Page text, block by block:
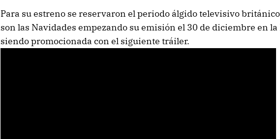
Para su estreno se reservaron el periodo álgido televisivo
son las Navidades empezando su emisión el 30 de diciembre en la
siendo promocionada con el siguiente tráiler.